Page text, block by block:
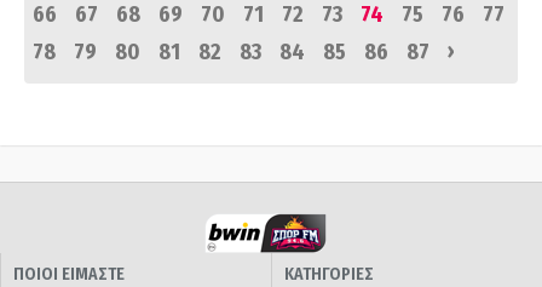
66
67 68 69 70 71 72 73 74 75 76
77
78
79 80 81 82 83 84 85 86 87 ›
ΠΟΙΟΙ ΕΙΜΑΣΤΕ
ΚΑΤΗΓΟΡΙΕΣ